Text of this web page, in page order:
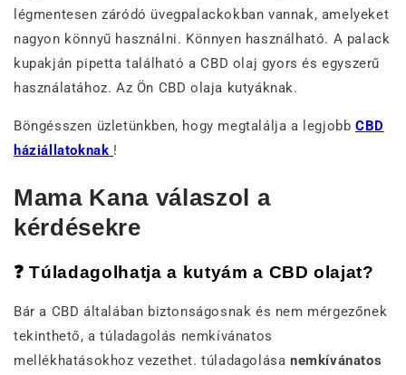
légmentesen záródó üvegpalackokban vannak, amelyeket
nagyon könnyű használni. Könnyen használható. A palack
kupakján pipetta található a CBD olaj gyors és egyszerű
használatához. Az Ön CBD olaja kutyáknak.
Böngésszen üzletünkben, hogy megtalálja a legjobb CBD
háziállatoknak !
Mama Kana válaszol a
kérdésekre
❓ Túladagolhatja a kutyám a CBD olajat?
Bár a CBD általában biztonságosnak és nem mérgezőnek
tekinthető, a túladagolás nemkívánatos
mellékhatásokhoz vezethet. túladagolásanemkívánatos